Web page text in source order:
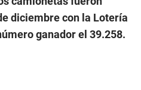
diciembre con la Lotería
ganador el 39.258.